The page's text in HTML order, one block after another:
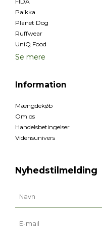
Paikka
Planet Dog
Ruffwear
UniQ Food
Se mere
Information
Mængdekøb
Om os
Handelsbetingelser
Vidensunivers
Nyhedstilmelding